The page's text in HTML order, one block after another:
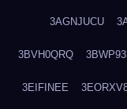
3AGNJUCU
3BVH0QRQ
3EIFINEE